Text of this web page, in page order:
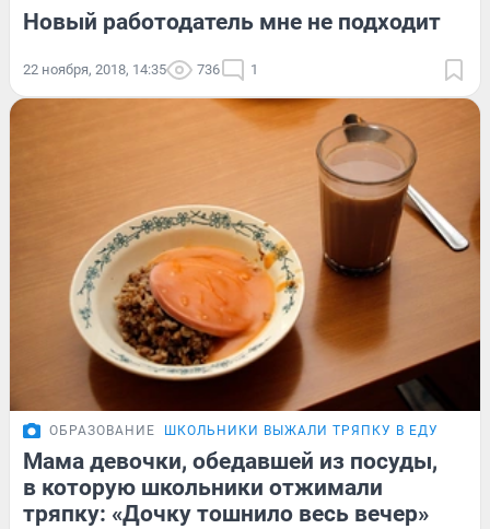
Новый работодатель мне не подходит
22 ноября, 2018, 14:35 736 1
ОБРАЗОВАНИЕ ШКОЛЬНИКИ ВЫЖАЛИ ТРЯПКУ В ЕДУ
Мама девочки, обедавшей из посуды,
в которую школьники отжимали
тряпку: «Дочку тошнило весь вечер»